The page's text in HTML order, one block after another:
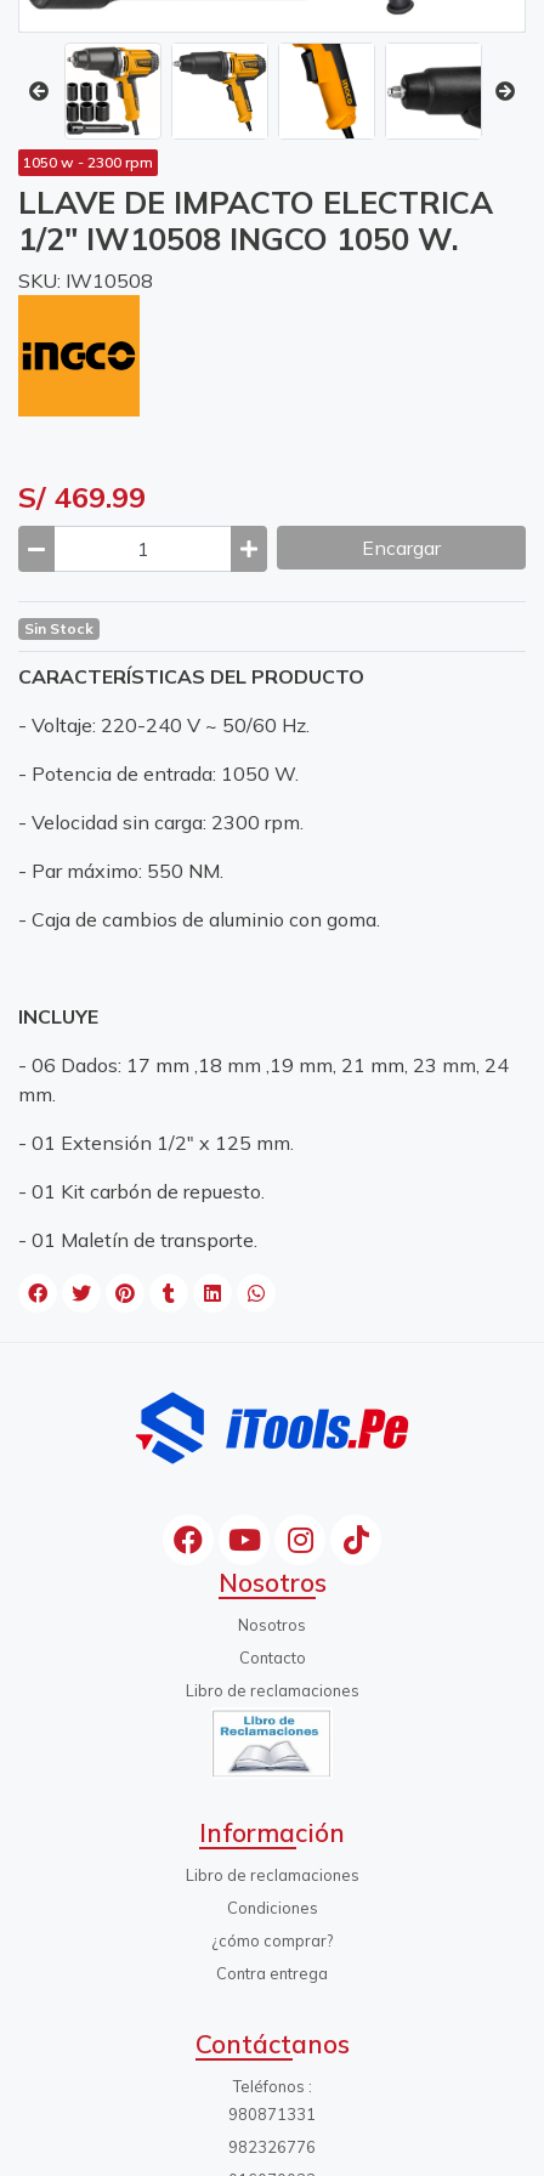
1050 w - 2300 rpm
LLAVE DE IMPACTO ELECTRICA
1/2" IW10508 INGCO 1050 W.
SKU: IW10508
S/ 469.99
Encargar
Sin Stock
CARACTERÍSTICAS DEL PRODUCTO
- Voltaje: 220-240 V ~ 50/60 Hz.
- Potencia de entrada: 1050 W.
- Velocidad sin carga: 2300 rpm.
- Par máximo: 550 NM.
- Caja de cambios de aluminio con goma.
INCLUYE
- 06 Dados: 17 mm ,18 mm ,19 mm, 21 mm, 23 mm, 24
mm.
- 01 Extensión 1/2" x 125 mm.
- 01 Kit carbón de repuesto.
- 01 Maletín de transporte.
Nosotros
Nosotros
Contacto
Libro de reclamaciones
Información
Libro de reclamaciones
Condiciones
¿cómo comprar?
Contra entrega
Contáctanos
Teléfonos
980871331
982326776